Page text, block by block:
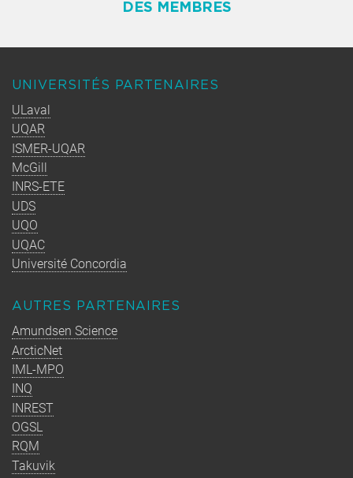
DES MEMBRES
UNIVERSITÉS PARTENAIRES
ULaval
UQAR
ISMER-UQAR
McGill
INRS-ETE
UDS
UQO
UQAC
Université Concordia
AUTRES PARTENAIRES
Amundsen Science
ArcticNet
IML-MPO
INQ
INREST
OGSL
RQM
Takuvik